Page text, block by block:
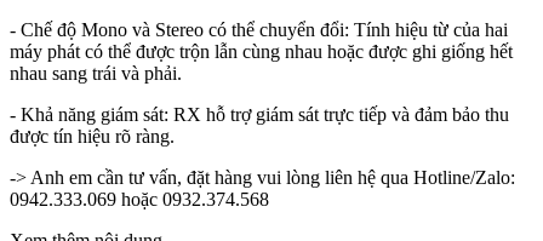
- Chế độ Mono và Stereo có thể chuyển đổi: Tính hiệu từ của hai
máy phát có thể được trộn lẫn cùng nhau hoặc được ghi giống hết
nhau sang trái và phải.
- Khả năng giám sát: RX hỗ trợ giám sát trực tiếp và đảm bảo thu
được tín hiệu rõ ràng.
-> Anh em cần tư vấn, đặt hàng vui lòng liên hệ qua Hotline/Zalo:
0942.333.069 hoặc 0932.374.568